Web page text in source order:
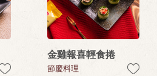
金雞報喜輕食捲
節慶料理